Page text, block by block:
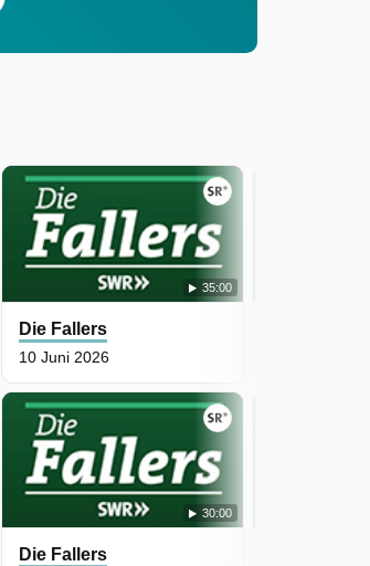
35:00
Die Fallers
10 Juni 2026
30:00
Die Fallers